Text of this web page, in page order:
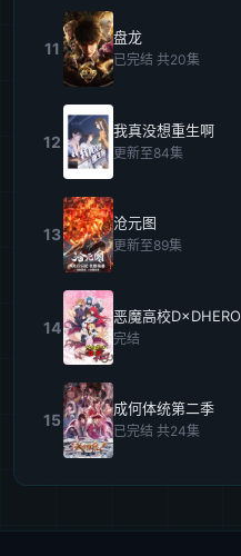
11
盘龙
已完结 共20集
12
我真没想重生啊
更新至84集
13
沧元图
更新至89集
14
恶魔高校D×DHERO
完结
15
成何体统第二季
已完结 共24集